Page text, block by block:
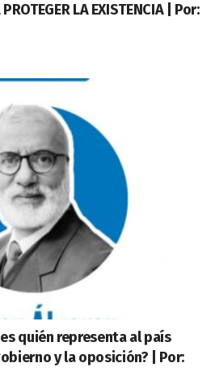
LA EXISTENCIA | Por:
quién representa al país
y la oposición? | Por: